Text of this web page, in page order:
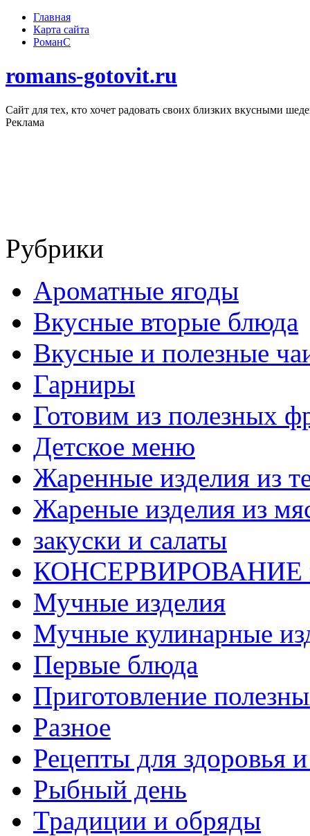
Главная
Карта сайта
РоманС
romans-gotovit.ru
Сайт для тех, кто хочет радовать своих близких вкусными
Реклама
Рубрики
Ароматные ягоды
Вкусные вторые блюда
Вкусные и полезные
Гарниры
Готовим из полезных
Детское меню
Жаренные изделия из
Жареные изделия из
закуски и салаты
КОНСЕРВИРОВАНИЕ
Мучные изделия
Мучные кулинарные
Первые блюда
Приготовление
Разное
Рецепты для здоровья
Рыбный день
Традиции и обряды